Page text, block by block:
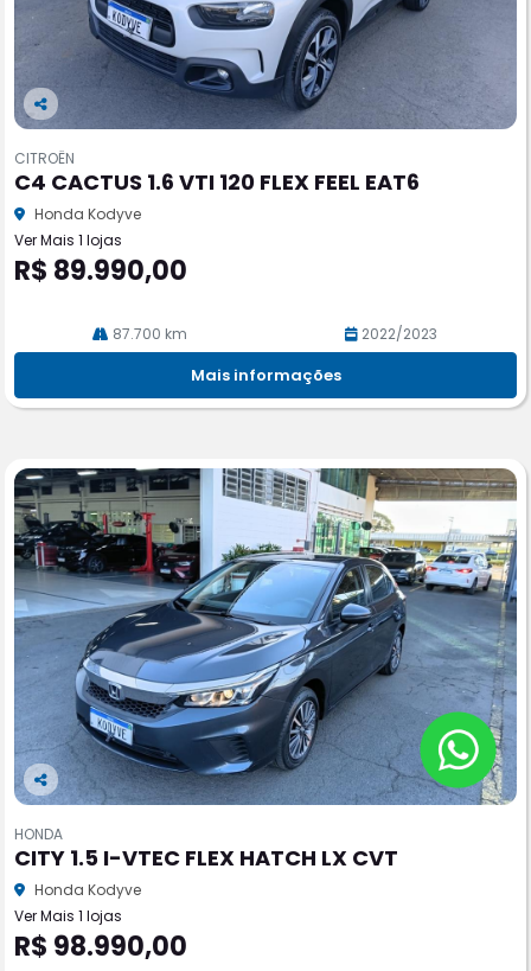
Co
pa
rtil
he
CITROËN
C4 CACTUS 1.6 VTI 120 FLEX FEEL EAT6
Honda Kodyve
Ver Mais 1 lojas
R$ 89.990,00
87.700 km 2022/2023
Mais informações
Co
pa
rtil
he
HONDA
CITY 1.5 I-VTEC FLEX HATCH LX CVT
Honda Kodyve
Ver Mais 1 lojas
R$ 98.990,00